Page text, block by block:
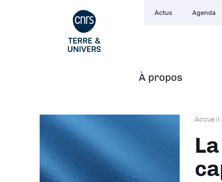
Navigation
À propos
secondaire
Actus Agenda
Fil
Accueil